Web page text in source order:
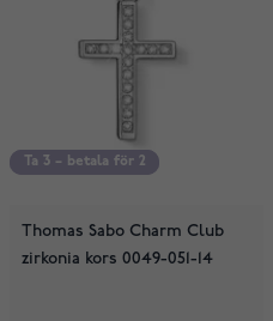
Ta 3 – betala för 2
Ta 3 – betala för 2
Thomas Sabo Charm Club
zirkonia kors 0049-051-14